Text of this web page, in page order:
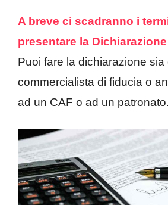
A breve ci scadranno i
presentare la
Puoi fare la dichiarazione sia
commercialista di fiducia o
ad un CAF o ad un patronato.